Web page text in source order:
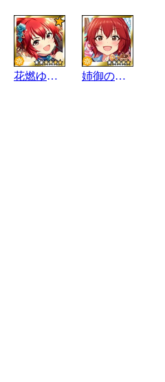
花燃ゆる頃 姉御の心粋